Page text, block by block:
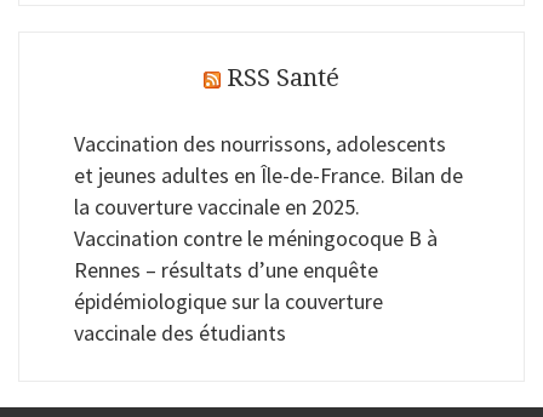
RSS Santé
Vaccination des nourrissons, adolescents
et jeunes adultes en Île-de-France. Bilan de
la couverture vaccinale en 2025.
Vaccination contre le méningocoque B à
Rennes – résultats d’une enquête
épidémiologique sur la couverture
vaccinale des étudiants